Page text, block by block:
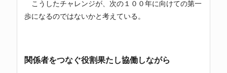
こうしたチャレンジが、次の１００年に向けての第一
歩になるのではないかと考えている。
関係者をつなぐ役割果たし協働しながら